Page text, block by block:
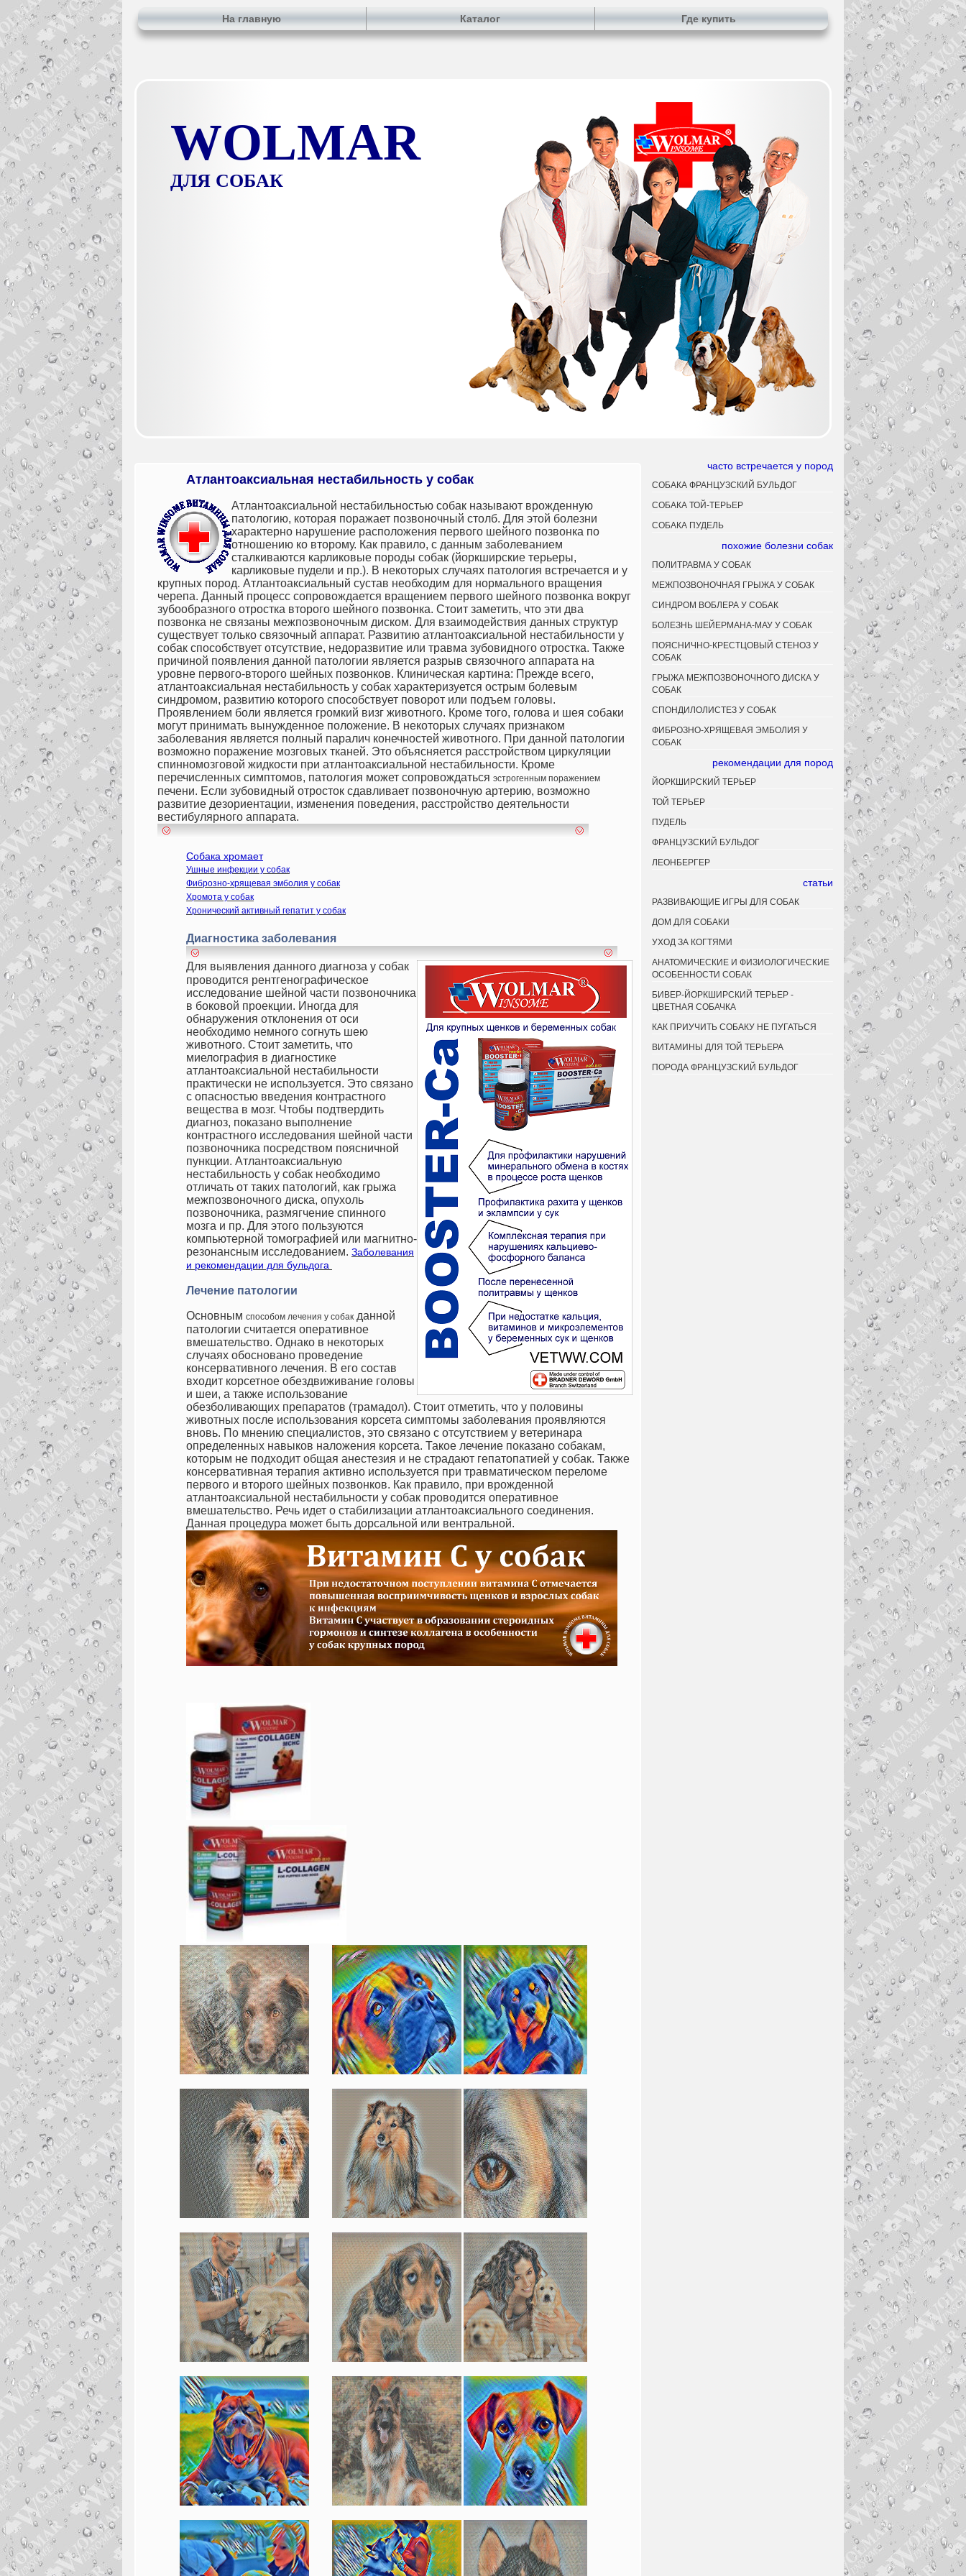
На главную Каталог Где купить
WOLMAR
ДЛЯ СОБАК
Атлантоаксиальная нестабильность у собак
Атлантоаксиальной нестабильностью собак называют врожденную
патологию, которая поражает позвоночный столб. Для этой болезни
характерно нарушение расположения первого шейного позвонка по
отношению ко второму. Как правило, с данным заболеванием
сталкиваются карликовые породы собак (йоркширские терьеры,
карликовые пудели и пр.). В некоторых случаях патология встречается и у
крупных пород. Атлантоаксиальный сустав необходим для нормального вращения
черепа. Данный процесс сопровождается вращением первого шейного позвонка вокруг
зубообразного отростка второго шейного позвонка. Стоит заметить, что эти два
позвонка не связаны межпозвоночным диском. Для взаимодействия данных структур
существует только связочный аппарат. Развитию атлантоаксиальной нестабильности у
собак способствует отсутствие, недоразвитие или травма зубовидного отростка. Также
причиной появления данной патологии является разрыв связочного аппарата на
уровне первого-второго шейных позвонков. Клиническая картина: Прежде всего,
атлантоаксиальная нестабильность у собак характеризуется острым болевым
синдромом, развитию которого способствует поворот или подъем головы.
Проявлением боли является громкий визг животного. Кроме того, голова и шея собаки
могут принимать вынужденное положение. В некоторых случаях признаком
заболевания является полный паралич конечностей животного. При данной патологии
возможно поражение мозговых тканей. Это объясняется расстройством циркуляции
спинномозговой жидкости при атлантоаксиальной нестабильности. Кроме
перечисленных симптомов, патология может сопровождаться эстрогенным поражением
печени. Если зубовидный отросток сдавливает позвоночную артерию, возможно
развитие дезориентации, изменения поведения, расстройство деятельности
вестибулярного аппарата.
Собака хромает
Ушные инфекции у собак
Фиброзно-хрящевая эмболия у собак
Хромота у собак
Хронический активный гепатит у собак
Диагностика заболевания
Для выявления данного диагноза у собак
проводится рентгенографическое
исследование шейной части позвоночника
в боковой проекции. Иногда для
обнаружения отклонения от оси
необходимо немного согнуть шею
животного. Стоит заметить, что
миелография в диагностике
атлантоаксиальной нестабильности
практически не используется. Это связано
с опасностью введения контрастного
вещества в мозг. Чтобы подтвердить
диагноз, показано выполнение
контрастного исследования шейной части
позвоночника посредством поясничной
пункции. Атлантоаксиальную
нестабильность у собак необходимо
отличать от таких патологий, как грыжа
межпозвоночного диска, опухоль
позвоночника, размягчение спинного
мозга и пр. Для этого пользуются
компьютерной томографией или магнитно-
резонансным исследованием. Заболевания
и рекомендации для бульдога
Лечение патологии
Основным способом лечения у собак данной
патологии считается оперативное
вмешательство. Однако в некоторых
случаях обосновано проведение
консервативного лечения. В его состав
входит корсетное обездвиживание головы
и шеи, а также использование
обезболивающих препаратов (трамадол). Стоит отметить, что у половины
животных после использования корсета симптомы заболевания проявляются
вновь. По мнению специалистов, это связано с отсутствием у ветеринара
определенных навыков наложения корсета. Такое лечение показано собакам,
которым не подходит общая анестезия и не страдают гепатопатией у собак. Также
консервативная терапия активно используется при травматическом переломе
первого и второго шейных позвонков. Как правило, при врожденной
атлантоаксиальной нестабильности у собак проводится оперативное
вмешательство. Речь идет о стабилизации атлантоаксиального соединения.
Данная процедура может быть дорсальной или вентральной.
часто встречается у пород
СОБАКА ФРАНЦУЗСКИЙ БУЛЬДОГ
СОБАКА ТОЙ-ТЕРЬЕР
СОБАКА ПУДЕЛЬ
похожие болезни собак
ПОЛИТРАВМА У СОБАК
МЕЖПОЗВОНОЧНАЯ ГРЫЖА У СОБАК
СИНДРОМ ВОБЛЕРА У СОБАК
БОЛЕЗНЬ ШЕЙЕРМАНА-МАУ У СОБАК
ПОЯСНИЧНО-КРЕСТЦОВЫЙ СТЕНОЗ У
СОБАК
ГРЫЖА МЕЖПОЗВОНОЧНОГО ДИСКА У
СОБАК
СПОНДИЛОЛИСТЕЗ У СОБАК
ФИБРОЗНО-ХРЯЩЕВАЯ ЭМБОЛИЯ У
СОБАК
рекомендации для пород
ЙОРКШИРСКИЙ ТЕРЬЕР
ТОЙ ТЕРЬЕР
ПУДЕЛЬ
ФРАНЦУЗСКИЙ БУЛЬДОГ
ЛЕОНБЕРГЕР
статьи
РАЗВИВАЮЩИЕ ИГРЫ ДЛЯ СОБАК
ДОМ ДЛЯ СОБАКИ
УХОД ЗА КОГТЯМИ
АНАТОМИЧЕСКИЕ И ФИЗИОЛОГИЧЕСКИЕ
ОСОБЕННОСТИ СОБАК
БИВЕР-ЙОРКШИРСКИЙ ТЕРЬЕР -
ЦВЕТНАЯ СОБАЧКА
КАК ПРИУЧИТЬ СОБАКУ НЕ ПУГАТЬСЯ
ВИТАМИНЫ ДЛЯ ТОЙ ТЕРЬЕРА
ПОРОДА ФРАНЦУЗСКИЙ БУЛЬДОГ